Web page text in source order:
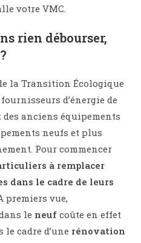
votre VMC.
rien débourser,
la Transition Écologique
d’énergie de
anciens équipements
neufs et plus
Pour commencer
à remplacer
dans le cadre de leurs
premiers vue,
le neuf coûte en effet
cadre d’une rénovation